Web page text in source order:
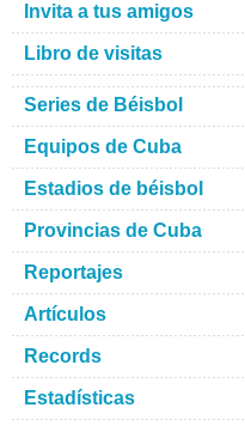
Invita a tus amigos
Libro de visitas
Series de Béisbol
Equipos de Cuba
Estadios de béisbol
Provincias de Cuba
Reportajes
Artículos
Records
Estadísticas